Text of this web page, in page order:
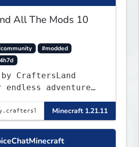
All The Mods 10
#modded
by CraftersLand
adventure
Minecraft 1.21.11